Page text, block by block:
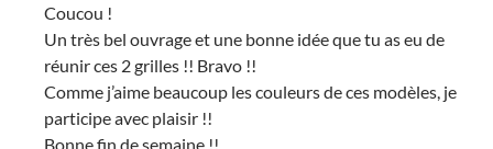
Coucou !
Un très bel ouvrage et une bonne idée que tu as eu de
réunir ces 2 grilles !! Bravo !!
Comme j’aime beaucoup les couleurs de ces modèles, je
participe avec plaisir !!
Bonne fin de semaine !!